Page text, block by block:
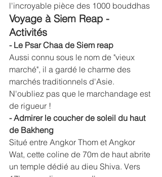
l'incroyable pièce des 1000 bouddhas
Voyage à Siem Reap -
Activités
- Le Psar Chaa de Siem reap
Aussi connu sous le nom de "vieux
marché", il a gardé le charme des
marchés traditionnels d'Asie.
N'oubliez pas que le marchandage est
de rigueur !
- Admirer le coucher de soleil du haut
de Bakheng
Situé entre Angkor Thom et Angkor
Wat, cette coline de 70m de haut abrite
un temple dédié au dieu Shiva. Vers